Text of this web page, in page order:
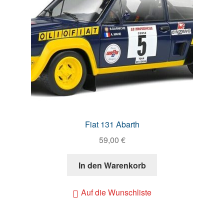
Fiat 131 Abarth
59,00 €
In den Warenkorb
Auf die Wunschliste